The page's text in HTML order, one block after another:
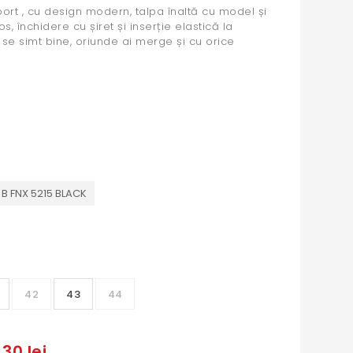
, cu design modern, talpa înaltă cu model și
închidere cu șiret și inserție elastică la
simt bine, oriunde ai merge și cu orice
FNX 5215 BLACK
42 43 44